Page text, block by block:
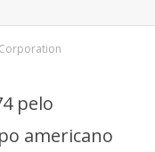
pelo
americano